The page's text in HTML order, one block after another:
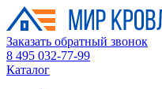
Заказать обратный звонок
8 495 032-77-99
Каталог